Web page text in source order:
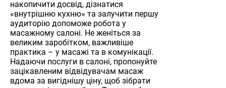
накопичити досвід, дізнатися
«внутрішню кухню» та залучити першу
аудиторію допоможе робота у
масажному салоні. Не женіться за
великим заробітком, важливіше
практика – у масажі та в комунікації.
Надаючи послуги в салоні, пропонуйте
зацікавленим відвідувачам масаж
вдома за вигіднішу ціну, щоб зібрати